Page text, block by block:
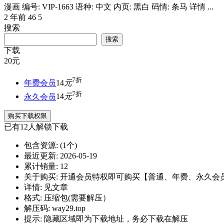
漫画 编号: VIP-1663 语种: 中文 内页: 黑白 码情: 条马 详情 ...
2 年前 46 5
搜索
搜索
下载
20元
年费会员14元7折
永久会员14元7折
购买下载权限
已有12人解锁下载
包含资源: (1个)
最近更新: 2026-05-19
累计销量: 12
关于购买: 开通会员特权即可购买【普通、年费、永久会
详情: 见文章
格式: 压缩包(需要解压）
解压码: way29.top
提示: 隐藏区域即为下载地址，务必下载在解压